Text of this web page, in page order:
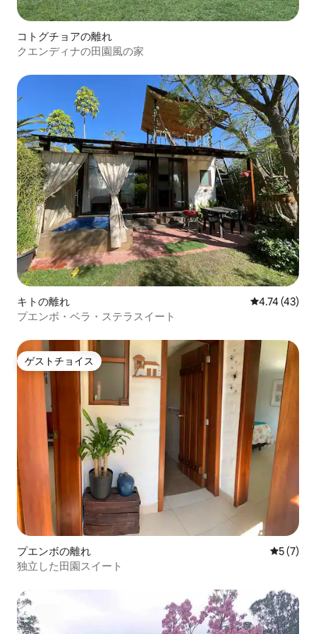
コトグチョアの離れ
クエンディナの田園風の家
キトの離れ レビュー43
4.74 (43)
プエンボ・ベラ・ステラスイート
ゲストチョイス
ゲストチョイス
プエンボの離れ レビュー
5 (7)
独立した田園スイート